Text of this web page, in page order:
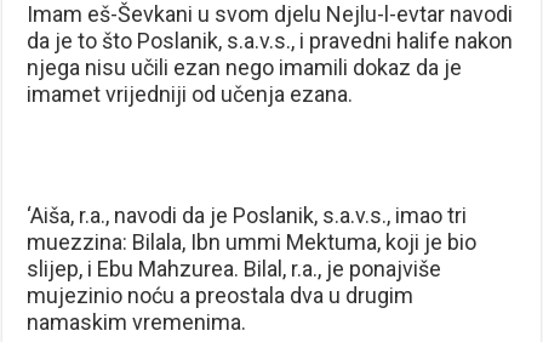
Imam eš-Ševkani u svom djelu Nejlu-l-evtar navodi
da je to što Poslanik, s.a.v.s., i pravedni halife nakon
njega nisu učili ezan nego imamili dokaz da je
imamet vrijedniji od učenja ezana.
‘Aiša, r.a., navodi da je Poslanik, s.a.v.s., imao tri
muezzina: Bilala, Ibn ummi Mektuma, koji je bio
slijep, i Ebu Mahzurea. Bilal, r.a., je ponajviše
mujezinio noću a preostala dva u drugim
namaskim vremenima.